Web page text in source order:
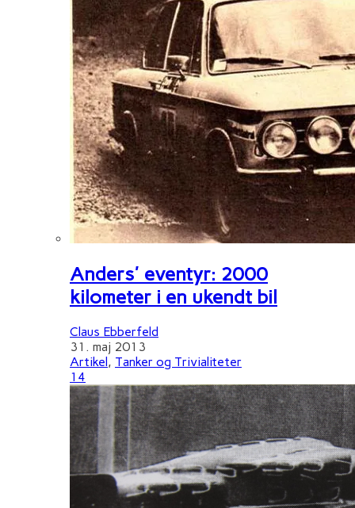
Anders' eventyr: 2000
kilometer i en ukendt bil
Claus Ebberfeld
31. maj 2013
Artikel , Tanker og Trivialiteter
14